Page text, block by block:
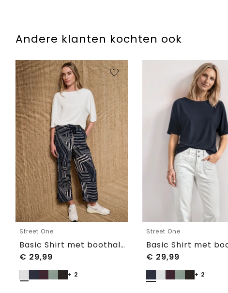
Andere klanten kochten ook
Street One
Basic Shirt met boothals en elastische zoom
€ 29,99
+ 2
Street One
€ 29,99
+ 2